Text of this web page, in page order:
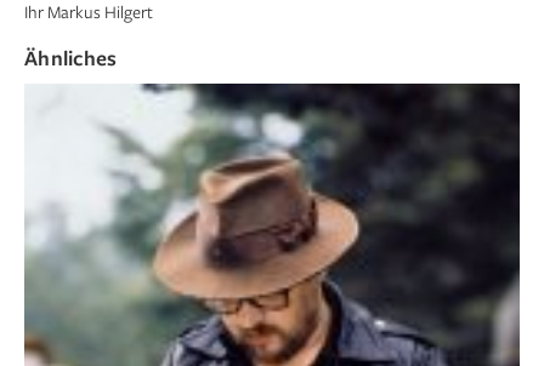
Ihr Markus Hilgert
Ähnliches